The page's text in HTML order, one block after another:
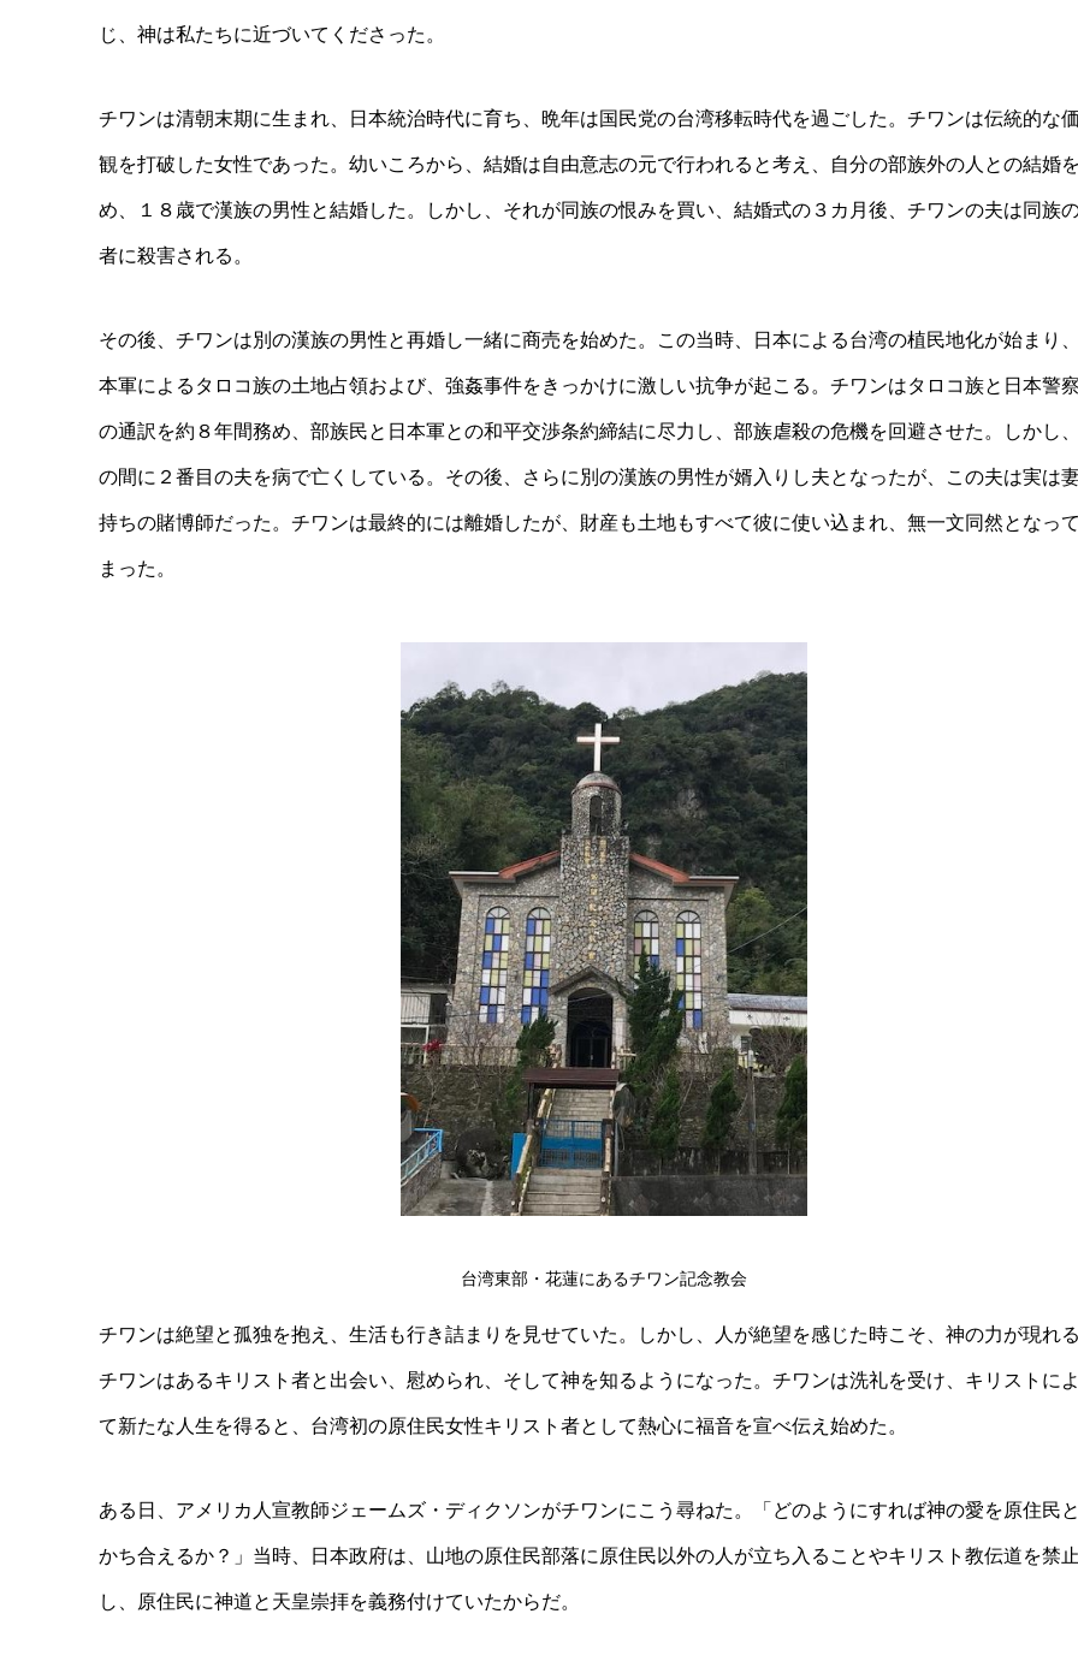
じ、神は私たちに近づいてくださった。
チワンは清朝末期に生まれ、日本統治時代に育ち、晩年は国民党の台湾移転時代を過ごした。チワンは伝統的な
観を打破した女性であった。幼いころから、結婚は自由意志の元で行われると考え、自分の部族外の人との結婚
め、１８歳で漢族の男性と結婚した。しかし、それが同族の恨みを買い、結婚式の３カ月後、チワンの夫は同族
者に殺害される。
その後、チワンは別の漢族の男性と再婚し一緒に商売を始めた。この当時、日本による台湾の植民地化が始まり
本軍によるタロコ族の土地占領および、強姦事件をきっかけに激しい抗争が起こる。チワンはタロコ族と日本警
の通訳を約８年間務め、部族民と日本軍との和平交渉条約締結に尽力し、部族虐殺の危機を回避させた。しかし
の間に２番目の夫を病で亡くしている。その後、さらに別の漢族の男性が婿入りし夫となったが、この夫は実は
持ちの賭博師だった。チワンは最終的には離婚したが、財産も土地もすべて彼に使い込まれ、無一文同然となっ
まった。
台湾東部・花蓮にあるチワン記念教会
チワンは絶望と孤独を抱え、生活も行き詰まりを見せていた。しかし、人が絶望を感じた時こそ、神の力が現れる
チワンはあるキリスト者と出会い、慰められ、そして神を知るようになった。チワンは洗礼を受け、キリストに
て新たな人生を得ると、台湾初の原住民女性キリスト者として熱心に福音を宣べ伝え始めた。
ある日、アメリカ人宣教師ジェームズ・ディクソンがチワンにこう尋ねた。「どのようにすれば神の愛を原住民
かち合えるか？」当時、日本政府は、山地の原住民部落に原住民以外の人が立ち入ることやキリスト教伝道を禁止
し、原住民に神道と天皇崇拝を義務付けていたからだ。